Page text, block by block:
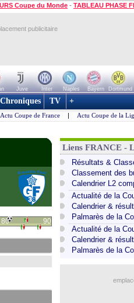
Coupe du Monde - TABLEAU PHASE
publicitaire
Juve Inter Naples Bayern
Dortmund
Chroniques TV +
Actu Coupe de France | Actu Coupe de la
80 90
Liens FRANCE -
Résultats &
Classement des
Calendrier L2
Actualité de la
Calendrier &
Palmarès de la
Actualité de la
Calendrier &
Palmarès de la